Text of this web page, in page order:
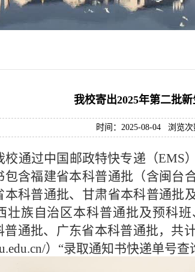
我校寄出2025年第二批
时间：2025-08-04 浏览次
校通过中国邮政特快专递（EMS
包含福建省本科普通批（含闽台
本科普通批、甘肃省本科普通批
壮族自治区本科普通批及预科
通批、广东省本科普通批，共
）“录取通知书快递单号查